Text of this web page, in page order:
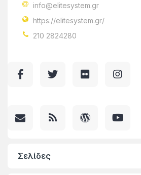
info@elitesystem.gr
https://elitesystem.gr/
210 2824280
Σελίδες